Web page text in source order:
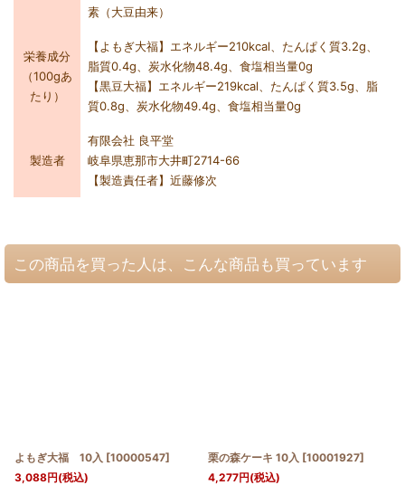
素（大豆由来）
栄養成分
（100gあ
たり）
【よもぎ大福】エネルギー210kcal、たんぱく質3.2g、
脂質0.4g、炭水化物48.4g、食塩相当量0g
【黒豆大福】エネルギー219kcal、たんぱく質3.5g、脂
質0.8g、炭水化物49.4g、食塩相当量0g
製造者
有限会社 良平堂
岐阜県恵那市大井町2714-66
【製造責任者】近藤修次
この商品を買った人は、こんな商品も買っています
よもぎ大福 10入 [10000547]
3,088円(税込)
栗の森ケーキ 10入 [10001927]
4,277円(税込)